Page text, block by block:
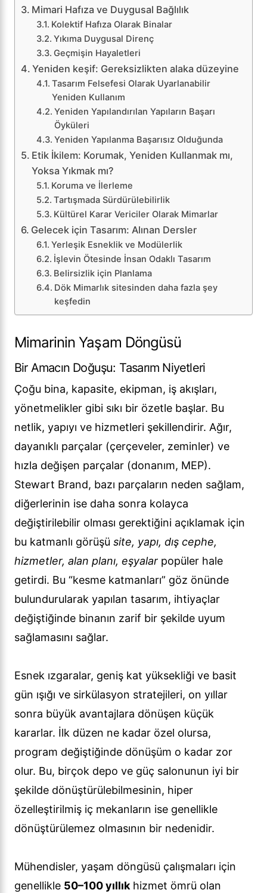
Mimari Hafıza ve Duygusal Bağlılık
Kolektif Hafıza Olarak Binalar
Yıkıma Duygusal Direnç
Geçmişin Hayaletleri
Yeniden keşif: Gereksizlikten alaka düzeyine
Tasarım Felsefesi Olarak Uyarlanabilir
Yeniden Kullanım
Yeniden Yapılandırılan Yapıların Başarı
Öyküleri
Yeniden Yapılanma Başarısız Olduğunda
Etik İkilem: Korumak, Yeniden Kullanmak mı,
Yoksa Yıkmak mı?
Koruma ve İlerleme
Tartışmada Sürdürülebilirlik
Kültürel Karar Vericiler Olarak Mimarlar
Gelecek için Tasarım: Alınan Dersler
Yerleşik Esneklik ve Modülerlik
İşlevin Ötesinde İnsan Odaklı Tasarım
Belirsizlik için Planlama
Dök Mimarlık sitesinden daha fazla şey
keşfedin
Mimarinin Yaşam Döngüsü
Bir Amacın Doğuşu: Tasarım Niyetleri
Çoğu bina, kapasite, ekipman, iş akışları,
yönetmelikler gibi sıkı bir özetle başlar. Bu
netlik, yapıyı ve hizmetleri şekillendirir. Ağır,
dayanıklı parçalar (çerçeveler, zeminler) ve
hızla değişen parçalar (donanım, MEP).
Stewart Brand, bazı parçaların neden sağlam,
diğerlerinin ise daha sonra kolayca
değiştirilebilir olması gerektiğini açıklamak için
bu katmanlı görüşü site, yapı, dış cephe,
hizmetler, alan planı, eşyalar popüler hale
getirdi. Bu “kesme katmanları” göz önünde
bulundurularak yapılan tasarım, ihtiyaçlar
değiştiğinde binanın zarif bir şekilde uyum
sağlamasını sağlar.
Esnek ızgaralar, geniş kat yüksekliği ve basit
gün ışığı ve sirkülasyon stratejileri, on yıllar
sonra büyük avantajlara dönüşen küçük
kararlar. İlk düzen ne kadar özel olursa,
program değiştiğinde dönüşüm o kadar zor
olur. Bu, birçok depo ve güç salonunun iyi bir
şekilde dönüştürülebilmesinin, hiper
özelleştirilmiş iç mekanların ise genellikle
dönüştürülemez olmasının bir nedenidir.
Mühendisler, yaşam döngüsü çalışmaları için
genellikle 50–100 yıllık hizmet ömrü olan